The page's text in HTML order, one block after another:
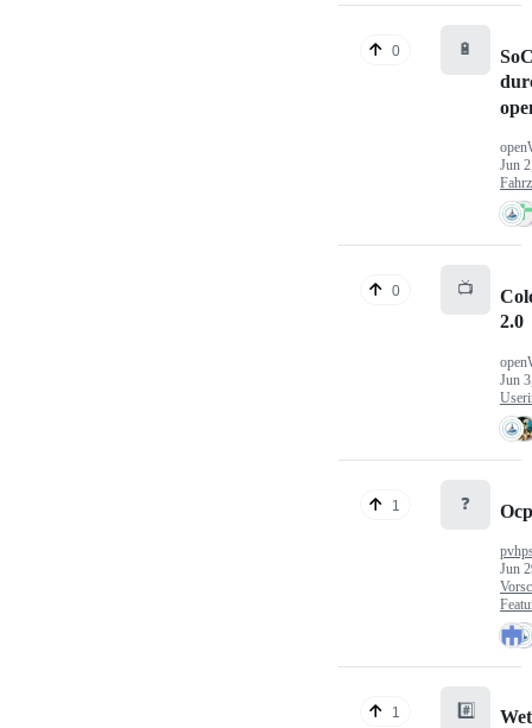
0 🔋
Jun
0 📺
2.0
Jun
1 ❓
Jun
1 #️⃣